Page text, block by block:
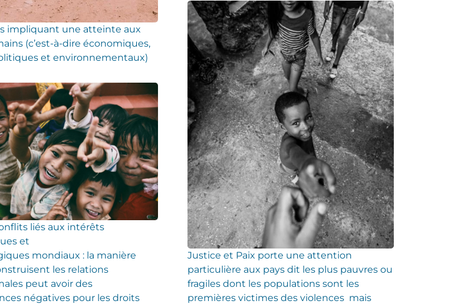
impliquant une atteinte aux
(c’est-à-dire économiques,
et environnementaux)
liés aux intérêts
et
mondiaux : la manière
les relations
peut avoir des
négatives pour les droits
Justice et Paix porte une attention
particulière aux pays dit les plus pauvres ou
fragiles dont les populations sont les
premières victimes des violences mais